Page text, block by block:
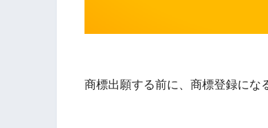
商標出願する前に、商標登録にな